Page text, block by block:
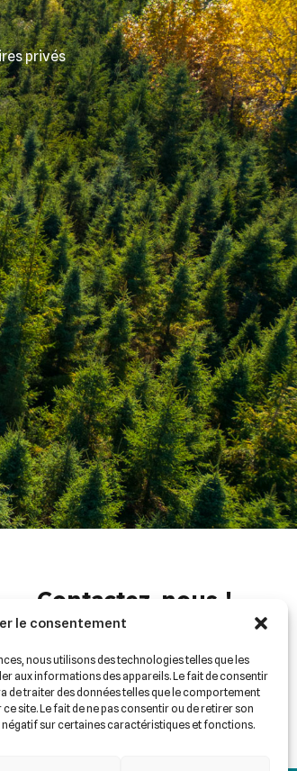
le consentement
nous utilisons des technologies telles que les
aux informations des appareils. Le fait de consentir
de traiter des données telles que le comportement
site. Le fait de ne pas consentir ou de retirer son
sur certaines caractéristiques et fonctions.
privés
Contactez-nous !
418-257-2665
administration@gfbl.ca